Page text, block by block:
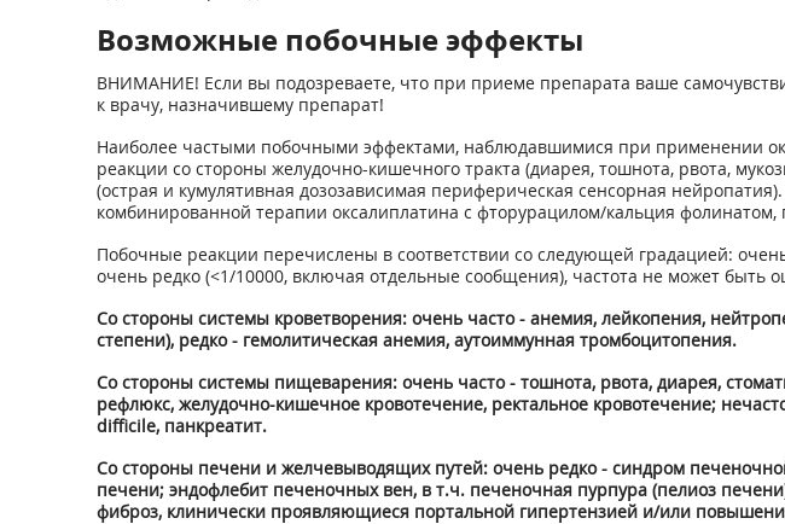
Возможные побочные эффекты
ВНИМАНИЕ! Если вы подозреваете, что при приеме препарата ваше
к врачу, назначившему препарат!
Наиболее частыми побочными эффектами, наблюдавшимися при применении
реакции со стороны желудочно-кишечного тракта (диарея, тошнота, рвота,
(острая и кумулятивная дозозависимая периферическая сенсорная
комбинированной терапии оксалиплатина с фторурацилом/кальция
Побочные реакции перечислены в соответствии со следующей градацией:
очень редко (<1/10000, включая отдельные сообщения), частота не может
Со стороны системы кроветворения: очень часто - анемия, лейкопения,
степени), редко - гемолитическая анемия, аутоиммунная тромбоцитопения.
Со стороны системы пищеварения: очень часто - тошнота, рвота, диарея,
рефлюкс, желудочно-кишечное кровотечение, ректальное кровотечение;
difficile, панкреатит.
Со стороны печени и желчевыводящих путей: очень редко - синдром
печени; эндофлебит печеночных вен, в т.ч. печеночная пурпура (пелиоз
фиброз, клинически проявляющиеся портальной гипертензией и/или